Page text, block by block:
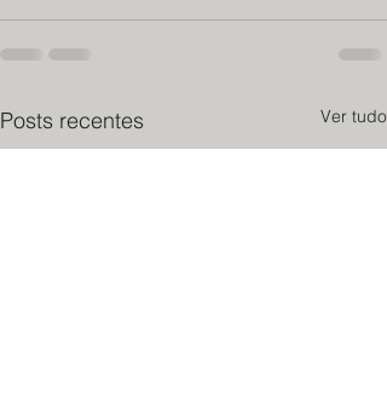
Posts recentes Ver tudo